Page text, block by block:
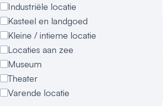
Industriële locatie
Kasteel en landgoed
Kleine / intieme locatie
Locaties aan zee
Museum
Theater
Varende locatie